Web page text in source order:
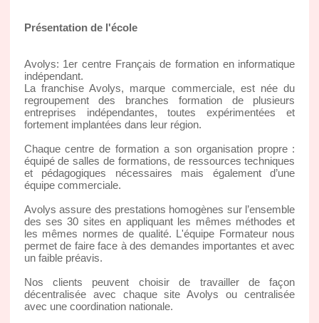
Présentation de l'école
Avolys: 1er centre Français de formation en informatique
indépendant.
La franchise Avolys, marque commerciale, est née du
regroupement des branches formation de plusieurs
entreprises indépendantes, toutes expérimentées et
fortement implantées dans leur région.
Chaque centre de formation a son organisation propre :
équipé de salles de formations, de ressources techniques
et pédagogiques nécessaires mais également d’une
équipe commerciale.
Avolys assure des prestations homogènes sur l’ensemble
des ses 30 sites en appliquant les mêmes méthodes et
les mêmes normes de qualité. L'équipe Formateur nous
permet de faire face à des demandes importantes et avec
un faible préavis.
Nos clients peuvent choisir de travailler de façon
décentralisée avec chaque site Avolys ou centralisée
avec une coordination nationale.